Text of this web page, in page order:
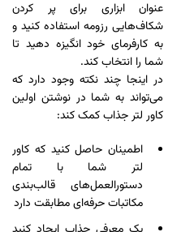
عنوان ابزاری برای پر کردن
شکاف‌هایی رزومه استفاده کنید و
به کارفرمای خود انگیزه دهید تا
شما را انتخاب کند.
در اینجا چند نکته وجود دارد که
می‌تواند به شما در نوشتن اولین
کاور لتر جذاب کمک کند:
اطمینان حاصل کنید که کاور
لتر شما با تمام
دستورالعمل‌های قالب‌بندی
مکاتبات حرفه‌ای مطابقت دارد